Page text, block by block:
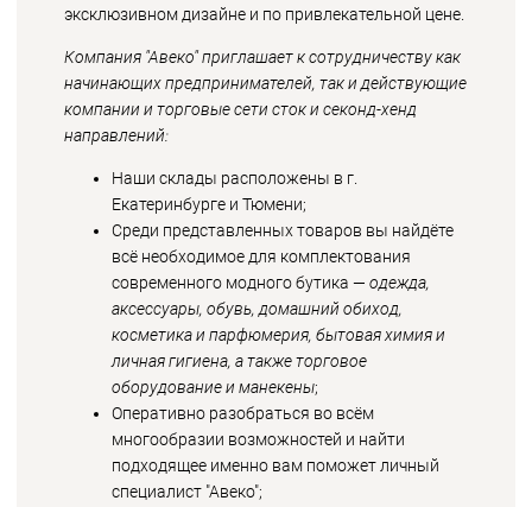
эксклюзивном дизайне и по привлекательной цене.
Компания "Авеко" приглашает к сотрудничеству как
начинающих предпринимателей, так и действующие
компании и торговые сети сток и секонд-хенд
направлений:
Наши склады расположены в г.
Екатеринбурге и Тюмени;
Среди представленных товаров вы найдёте
всё необходимое для комплектования
современного модного бутика — одежда,
аксессуары, обувь, домашний обиход,
косметика и парфюмерия, бытовая химия и
личная гигиена, а также торговое
оборудование и манекены;
Оперативно разобраться во всём
многообразии возможностей и найти
подходящее именно вам поможет личный
специалист "Авеко";